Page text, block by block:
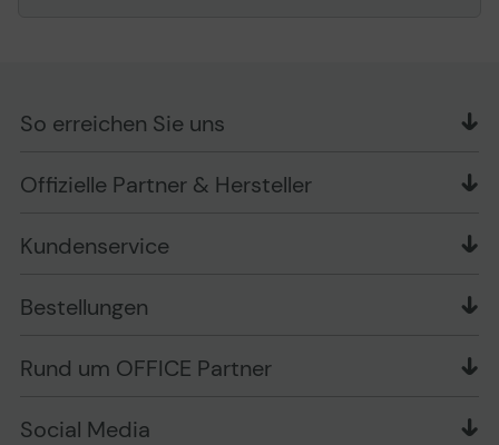
Offizielle Partner & Hersteller
Kundenservice
Bewertungsrichtlinien
Wissen mit OP
Markenshops
Garantiearten
Bestellungen
Versand im Namen Dritter
Muster-Widerrufsformular
Rund um OFFICE Partner
Stellenangebote
So erreichen Sie uns
Schlesierring 35
Telefon: +49 (0) 2542 / 9558250
Ansprechpartner bei fehlerhafter Ware und Schäden
Social Media